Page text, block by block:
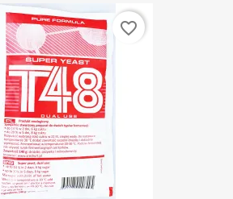
favorite_border